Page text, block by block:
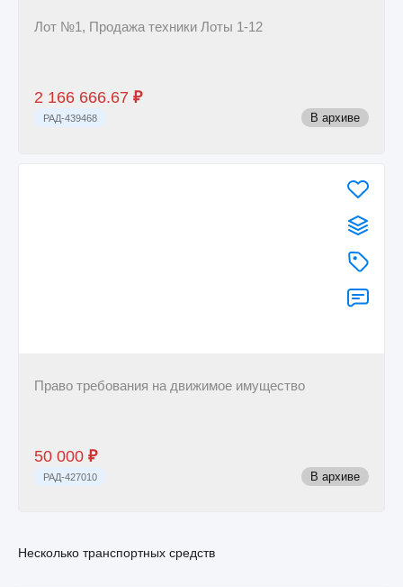
Лот №1, Продажа техники Лоты 1-12
2 166 666.67 ₽
РАД-439468 В архиве
Право требования на движимое имущество
50 000 ₽
РАД-427010 В архиве
Несколько транспортных средств